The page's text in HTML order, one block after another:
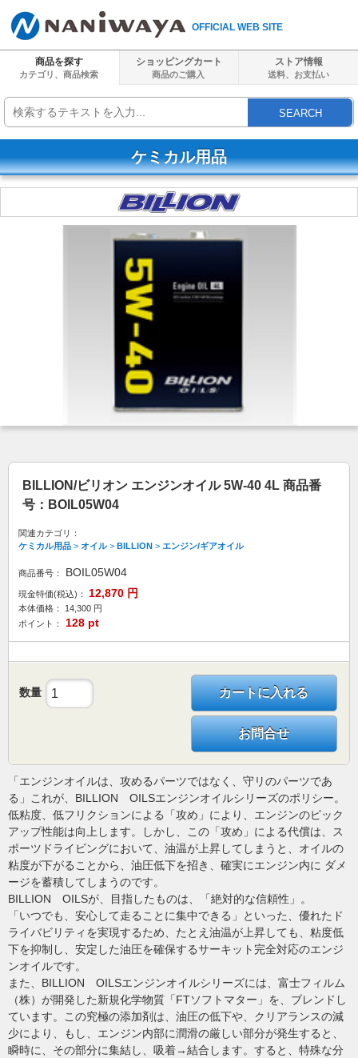
OFFICIAL WEB SITE
商品を探す
カテゴリ、商品検索
ショッピングカート
商品のご購入
ストア情報
送料、 お支払い
SEARCH
ケミカル用品
BILLION/ビリオン エンジンオイル 5W-40 4L 商品番
号：BOIL05W04
関連カテゴリ：
ケミカル用品 > オイル> BILLION > エンジン/ギアオイル
商品番号： BOIL05W04
現金特価(税込)： 12,870 円
本体価格： 14,300 円
ポイント：
128 pt
数量 カートに入れる
お問合せ
「エンジンオイルは、攻めるパーツではなく、守リのパーツであ
る」これが、BILLION OILSエンジンオイルシリーズのポリシー。
低粘度、低フリクションによる「攻め」により、エンジンのピック
アップ性能は向上します。しかし、この「攻め」による代償は、ス
ポーツドライビングにおいて、油温が上昇してしまうと、オイルの
粘度が下がることから、油圧低下を招き、確実にエンジン内に ダメ
ージを蓄積してしまうのです。
BILLION OILSが、目指したものは、「絶対的な信頼性」。
「いつでも、安心して走ることに集中できる」といった、優れたド
ライバビリティを実現するため、たとえ油温が上昇しても、粘度低
下を抑制し、安定した油圧を確保するサーキット完全対応のエンジ
ンオイルです。
また、BILLION OILSエンジンオイルシリーズには、富士フィルム
（株）が開発した新規化学物質「FTソフトマター」を、ブレンドし
ています。この究極の添加剤は、油圧の低下や、クリアランスの減
少により、もし、エンジン内部に潤滑の厳しい部分が発生すると、
瞬時に、その部分に集結し、吸着→結合します。すると、特殊な分